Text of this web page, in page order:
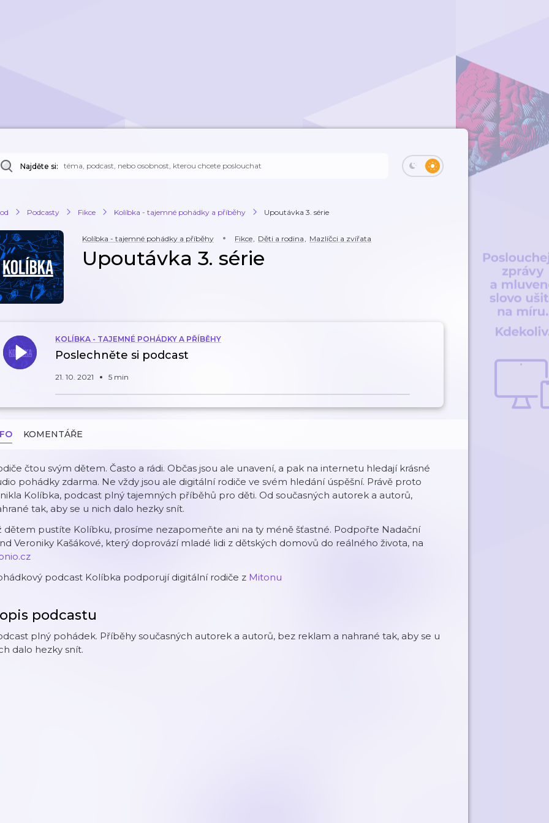
Najděte si:
Podcasty Fikce Kolíbka - tajemné pohádky a příběhy Upoutávka 3. série
Kolíbka - tajemné pohádky a příběhy Fikce, Děti a rodina, Mazlíčci a zvířata
Upoutávka 3. série
KOLÍBKA - TAJEMNÉ POHÁDKY A PŘÍBĚHY
Poslechněte si podcast
21. 10. 2021 5 min
KOMENTÁŘE
čtou svým dětem. Často a rádi. Občas jsou ale unavení, a pak na internetu hledají krásné
pohádky zdarma. Ne vždy jsou ale digitální rodiče ve svém hledání úspěšní. Právě proto
Kolíbka, podcast plný tajemných příběhů pro děti. Od současných autorek a autorů,
tak, aby se u nich dalo hezky snít.
dětem pustíte Kolíbku, prosíme nezapomeňte ani na ty méně šťastné. Podpořte Nadační
Veroniky Kašákové, který doprovází mladé lidi z dětských domovů do reálného života, na
podcast Kolíbka podporují digitální rodiče z Mitonu
podcastu
plný pohádek. Příběhy současných autorek a autorů, bez reklam a nahrané tak, aby se u
dalo hezky snít.